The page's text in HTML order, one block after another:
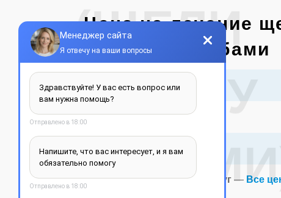
(ЩЕЛИ
МЕЖДУ
Цена на лечение
зубами
Название услуги:
Консультация
Лечение щели между зубами
* Смотреть полный прайс услуг — Все